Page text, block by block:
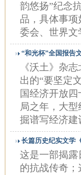
韵悠扬”纪念
品，具体事
委会、世界
“和光杯”全国报告
《沃土》杂
出的“要坚定
国经济开放
局之年，大
掘谱写经济
长篇历史纪实文学
这是一部揭露
的抗战传奇